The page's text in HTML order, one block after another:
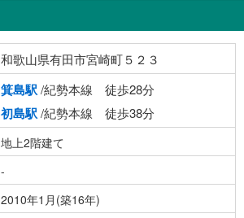
和歌山県有田市宮崎町５２３
箕島駅/紀勢本線 徒歩28分
初島駅/紀勢本線 徒歩38分
地上2階建て
-
2010年1月(築16年)